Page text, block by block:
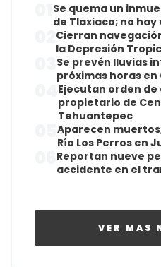
Se quema un
de Tlaxiaco; no
Cierran
la Depresión
Se prevén lluvias
próximas horas en
Ejecutan orden
propietario de
Tehuantepec
Aparecen
Río Los Perros en
Reportan nueve
accidente en el
VER MAS